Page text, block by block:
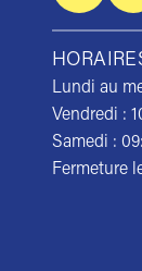
Lundi au
Vendredi :
Samedi :
Fermeture